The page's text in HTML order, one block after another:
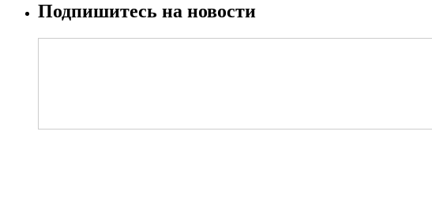
Подпишитесь на новости